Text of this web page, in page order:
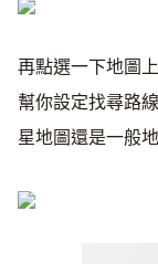
再點選一下地圖
幫你設定找尋路
星地圖還是一般